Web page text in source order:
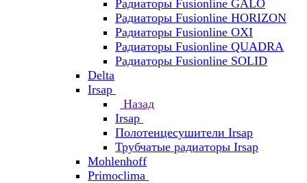
Радиаторы Fusionline GALO
Радиаторы Fusionline HORIZON
Радиаторы Fusionline OXI
Радиаторы Fusionline QUADRA
Радиаторы Fusionline SOLID
Delta
Irsap
Назад
Irsap
Полотенцесушители Irsap
Трубчатые радиаторы Irsap
Mohlenhoff
Primoclima